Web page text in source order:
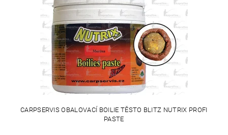
CARPSERVIS OBALOVACÍ BOILIE TĚSTO BLITZ NUTRIX PROFI
PASTE